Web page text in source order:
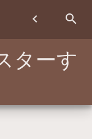
ターす
chevron_left search